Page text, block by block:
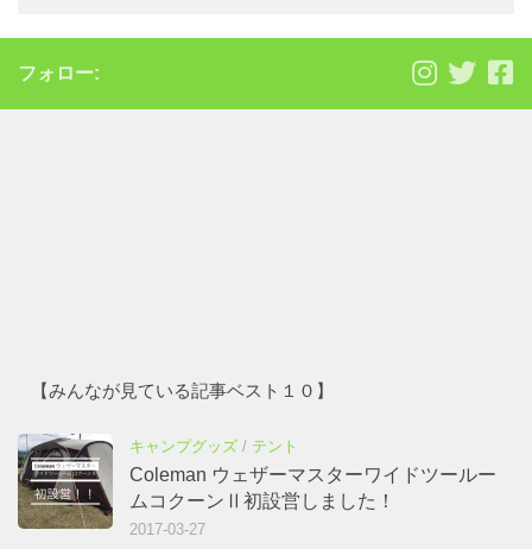
フォロー:
【みんなが見ている記事ベスト１０】
キャンプグッズ / テント
Coleman ウェザーマスターワイドツールー
ムコクーンⅡ初設営しました！
2017-03-27